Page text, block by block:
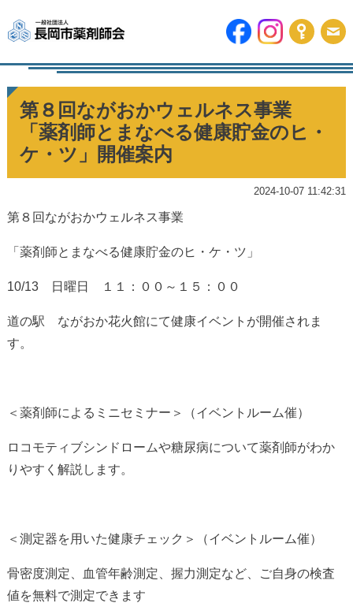
第８回ながおかウェルネス事業
「薬剤師とまなべる健康貯金のヒ・
ケ・ツ」開催案内
2024-10-07 11:42:31
第８回ながおかウェルネス事業
「薬剤師とまなべる健康貯金のヒ・ケ・ツ」
10/13 日曜日 １１：００～１５：００
道の駅 ながおか花火館にて健康イベントが開催されま
す。
＜薬剤師によるミニセミナー＞（イベントルーム催）
ロコモティブシンドロームや糖尿病について薬剤師がわか
りやすく解説します。
＜測定器を用いた健康チェック＞（イベントルーム催）
骨密度測定、血管年齢測定、握力測定など、ご自身の検査
値を無料で測定できます